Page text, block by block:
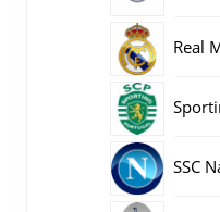
Real
SSC